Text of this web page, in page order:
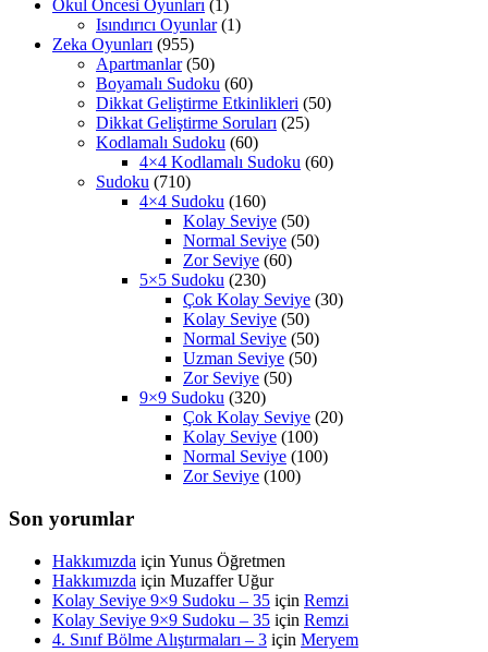
Okul Öncesi Oyunları (1)
Isındırıcı Oyunlar(1)
Zeka Oyunları (955)
Apartmanlar(50)
Boyamalı Sudoku (60)
Dikkat Geliştirme Etkinlikleri (50)
Dikkat Geliştirme Soruları (25)
Kodlamalı Sudoku (60)
4×4 Kodlamalı Sudoku (60)
Sudoku (710)
4×4 Sudoku (160)
Kolay Seviye (50)
Normal Seviye (50)
Zor Seviye (60)
5×5 Sudoku (230)
Çok Kolay Seviye (30)
Kolay Seviye (50)
Normal Seviye (50)
Uzman Seviye (50)
Zor Seviye (50)
9×9 Sudoku (320)
Çok Kolay Seviye (20)
Kolay Seviye (100)
Normal Seviye (100)
Zor Seviye (100)
Son yorumlar
Hakkımızda için Yunus Öğretmen
Hakkımızda için Muzaffer Uğur
Kolay Seviye 9×9 Sudoku – 35 için Remzi
Kolay Seviye 9×9 Sudoku – 35 için Remzi
4. Sınıf Bölme Alıştırmaları – 3 için Meryem